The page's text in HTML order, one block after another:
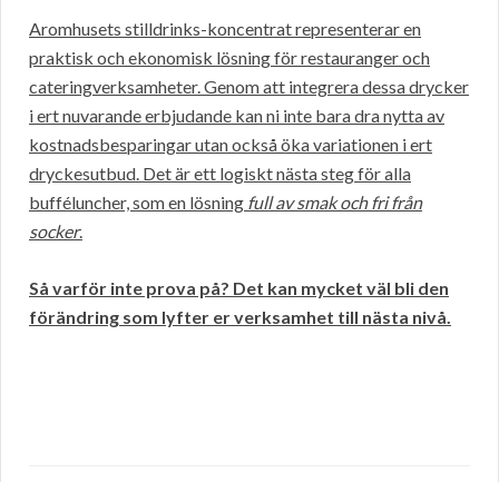
Aromhusets stilldrinks-koncentrat representerar en
praktisk och ekonomisk lösning för restauranger och
cateringverksamheter. Genom att integrera dessa drycker
i ert nuvarande erbjudande kan ni inte bara dra nytta av
kostnadsbesparingar utan också öka variationen i ert
dryckesutbud. Det är ett logiskt nästa steg för alla
bufféluncher, som en lösning full av smak och fri från
socker.
Så varför inte prova på? Det kan mycket väl bli den
förändring som lyfter er verksamhet till nästa nivå.